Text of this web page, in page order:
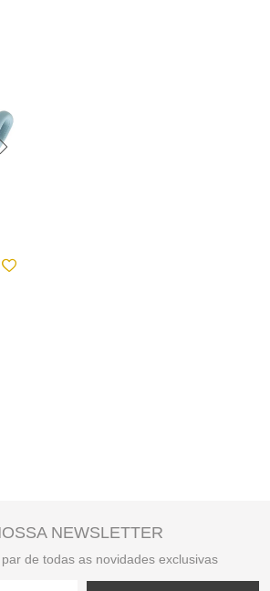
NEWSLETTER
de todas as novidades exclusivas